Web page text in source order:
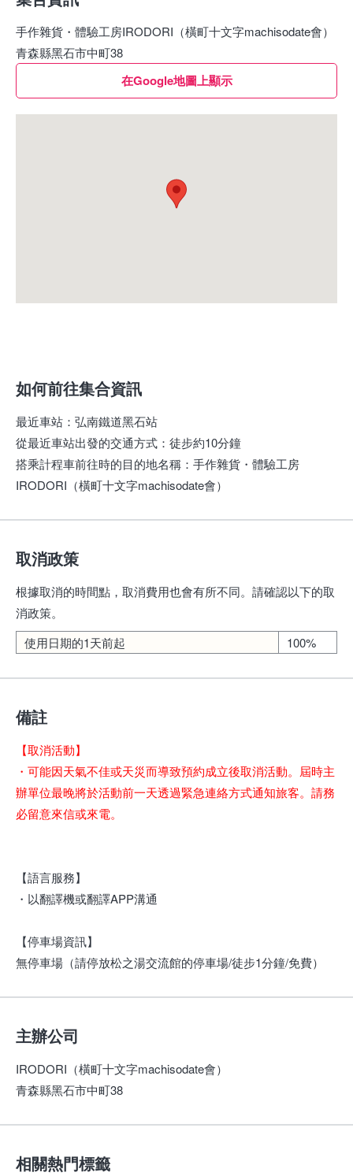
手作雜貨・體驗工房IRODORI（橫町十文字machisodate會）
青森縣黑石市中町38
在Google地圖上顯示
如何前往集合資訊
最近車站 ： 弘南鐵道黑石站
從最近車站出發的交通方式 ： 徒步約10分鐘
搭乘計程車前往時的目的地名稱 ： 手作雜貨・體驗工房
IRODORI（橫町十文字machisodate會）
取消政策
根據取消的時間點，取消費用也會有所不同。請確認以下的取
消政策。
使用日期的1天前起
100%
備註
【取消活動】
・可能因天氣不佳或天災而導致預約成立後取消活動。屆時主
辦單位最晚將於活動前一天透過緊急連絡方式通知旅客。請務
必留意來信或來電。
【語言服務】
・以翻譯機或翻譯APP溝通
【停車場資訊】
無停車場（請停放松之湯交流館的停車場/徒步1分鐘/免費）
主辦公司
IRODORI（橫町十文字machisodate會）
青森縣黑石市中町38
相關熱門標籤